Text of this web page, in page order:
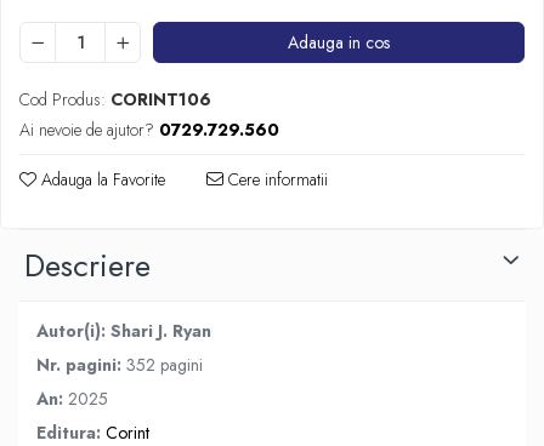
Spiritualitate/Ezoterism
Stiinte/Educatie
Adauga in cos
Cod Produs: CORINT106
Ai nevoie de ajutor? 0729.729.560
Adauga la Favorite Cere informatii
Descriere
Autor(i): Shari J. Ryan
Nr. pagini: 352 pagini
An: 2025
Editura: Corint